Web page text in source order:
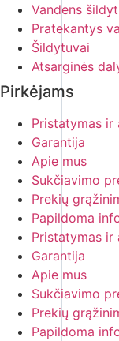
Vandens
Pratekantys
Šildytuvai
Atsarginės
Pirkėjams
Pristatymas ir
Garantija
Apie mus
Sukčiavimo
Prekių
Papildoma
Pristatymas ir
Garantija
Apie mus
Sukčiavimo
Prekių
Papildoma